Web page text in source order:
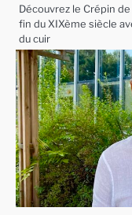
Découvrez le Crépin
fin du XIXème siècle
du cuir